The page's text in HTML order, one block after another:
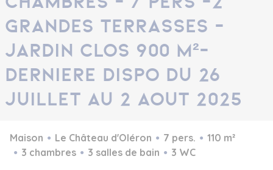
grandes terrasses -
jardin clos 900 m²-
DERNIERE DISPO DU 26
JUILLET AU 2 AOUT 2025
Maison Le Château d'Oléron 7 pers.
110 m²
3 chambres
3 salles de bain
3 WC